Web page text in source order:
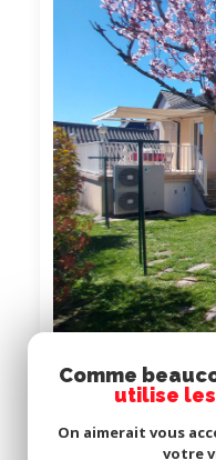
Sous-compromis
Comme
utilise
On aimerait vous
votre